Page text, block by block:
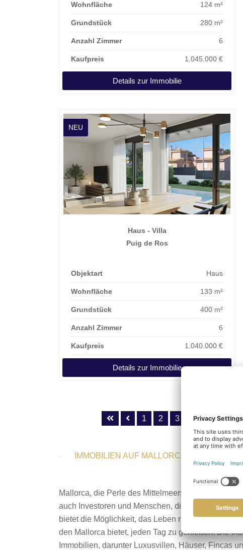
Wohnfläche 124 m²
Grundstück 280 m²
Anzahl Zimmer 6
Kaufpreis 1.045.000 €
Details zur Immobilie
NEU
Haus - Villa
Puig de Ros
Objektart Haus
Wohnfläche 133 m²
Grundstück 400 m²
Anzahl Zimmer 6
Kaufpreis 1.040.000 €
Details zur Immobilie
1 2 3 ... 34 35
IMMOBILIEN AUF MALLORCA KAUFEN:
FINCAS UND
Mallorca, die Perle des Mittelmeers, zieht nicht nur
auch Investoren und Menschen, die Ihren
bietet die Möglichkeit, das Leben neu zu
den Mallorca bietet, jeden Tag zu genießen. Die
Immobilien, darunter Luxusvillen, Häuser, Fincas